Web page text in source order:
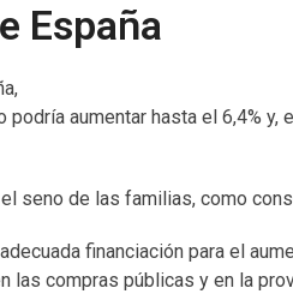
España
aumentar hasta el 6,4%
seno de las familias, como
financiación para el
las compras públicas y en la